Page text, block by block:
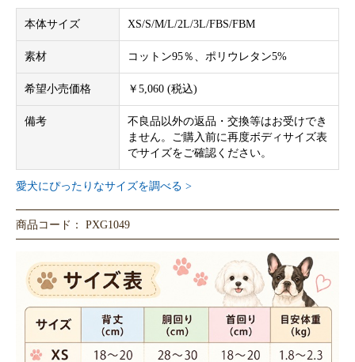
本体サイズ XS/S/M/L/2L/3L/FBS/FBM
素材 コットン95％、ポリウレタン5%
希望小売価格 ￥5,060 (税込)
備考
不良品以外の返品・交換等はお受けでき
ません。ご購入前に再度ボディサイズ表
でサイズをご確認ください。
愛犬にぴったりなサイズを調べる >
商品コード： PXG1049